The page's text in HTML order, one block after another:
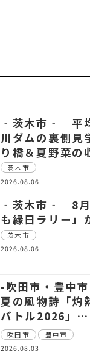
‐茨木市‐ 平
川ダムの裏側見
り橋＆夏野菜
茨木市
2026.08.06
‐茨木市‐ 8月
も縁日ラリー」
茨木市
2026.08.06
-吹田市・豊中
夏の風物詩「灼
バトル2026」…
吹田市
豊中市
2026.08.03